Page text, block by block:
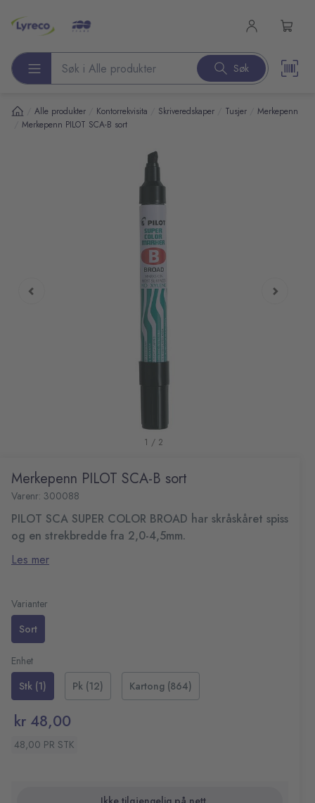
Søk etter produkter Søk
Alle produkter Kontorrekvisita Skriveredskaper Tusjer Merkepenn
Merkepenn PILOT SCA-B sort
1 / 2
Merkepenn PILOT SCA-B sort
Varenr: 300088
PILOT SCA SUPER COLOR BROAD har skråskåret spiss
og en strekbredde fra 2,0-4,5mm.
En permanent merkepenn som er ideell for å skrive med
kraftig farge. Merkepennen har en alkoholbase som fester
Ekstra sterk tupp i akrylfiber
Spisstype: Skrå
Les mer
Varianter
Sort
Enhet
Stk (1)
Pk (12) Kartong (864)
kr 48,00
48,00 PR STK